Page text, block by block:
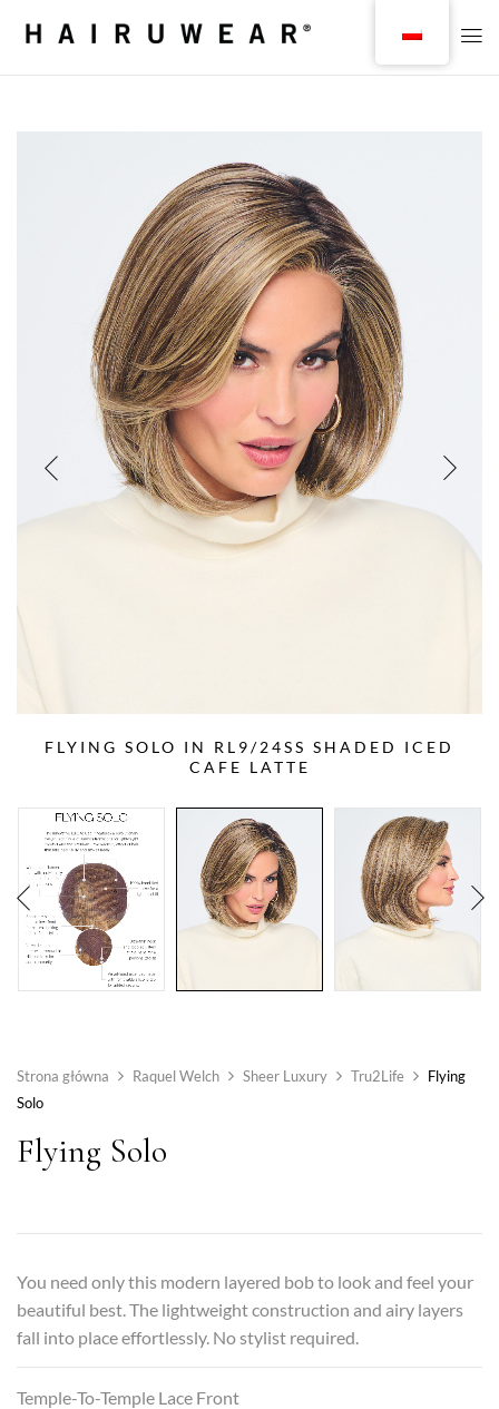
FLYING SOLO IN RL9/24SS SHADED ICED
CAFE LATTE
Strona główna Raquel Welch Sheer Luxury Tru2Life
Flying
Solo
Flying Solo
You need only this modern layered bob to look and feel your
beautiful best. The lightweight construction and airy layers
fall into place effortlessly. No stylist required.
Temple-To-Temple Lace Front